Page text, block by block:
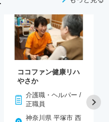
ココファン健康リハ
やさか
介護職・ヘルパー /
正職員
神奈川県 平塚市 西